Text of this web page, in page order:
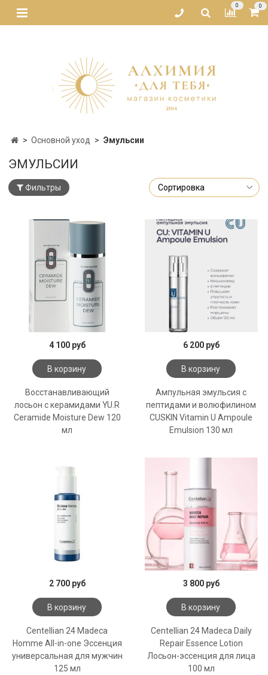
0 0
Основной уход Эмульсии
ЭМУЛЬСИИ
Фильтры
4 100 руб
В корзину
Восстанавливающий
лосьон с керамидами YU.R
Ceramide Moisture Dew 120
мл
6 200 руб
В корзину
Ампульная эмульсия с
пептидами и волюфилином
CUSKIN Vitamin U Ampoule
Emulsion 130 мл
2 700 руб
В корзину
Centellian 24 Madeca
Homme All-in-one Эссенция
универсальная для мужчин
125 мл
3 800 руб
В корзину
Centellian 24 Madeca Daily
Repair Essence Lotion
Лосьон-эссенция для лица
100 мл